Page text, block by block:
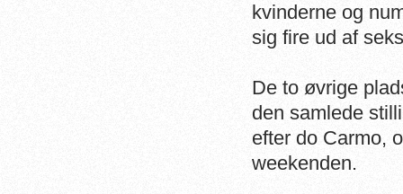
kvinderne og
sig fire ud af
De to øvrige
den samlede
efter do Carmo,
weekenden.